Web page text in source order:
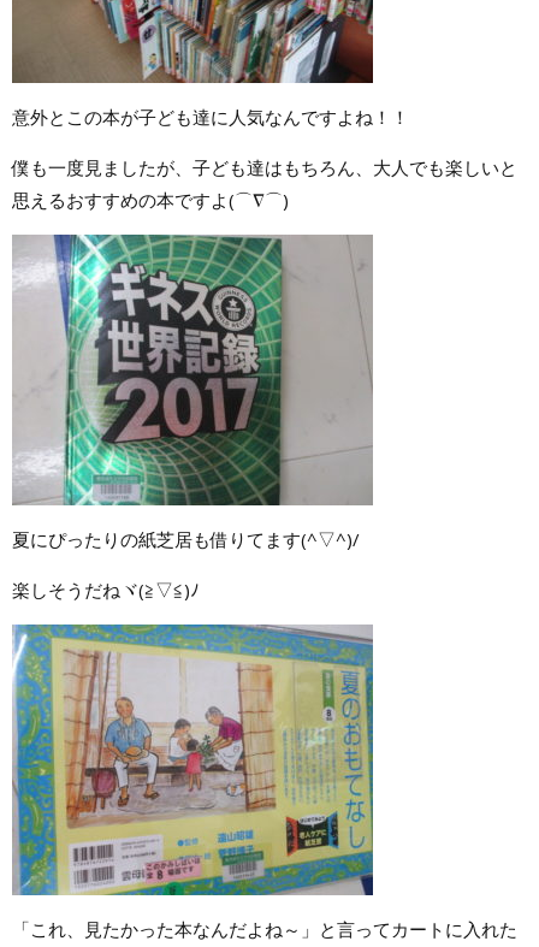
意外とこの本が子ども達に人気なんですよね！！
僕も一度見ましたが、子ども達はもちろん、大人でも楽しいと
思えるおすすめの本ですよ(⌒∇⌒)
夏にぴったりの紙芝居も借りてます(^▽^)/
楽しそうだねヾ(≧▽≦)ﾉ
「これ、見たかった本なんだよね～」と言ってカートに入れた